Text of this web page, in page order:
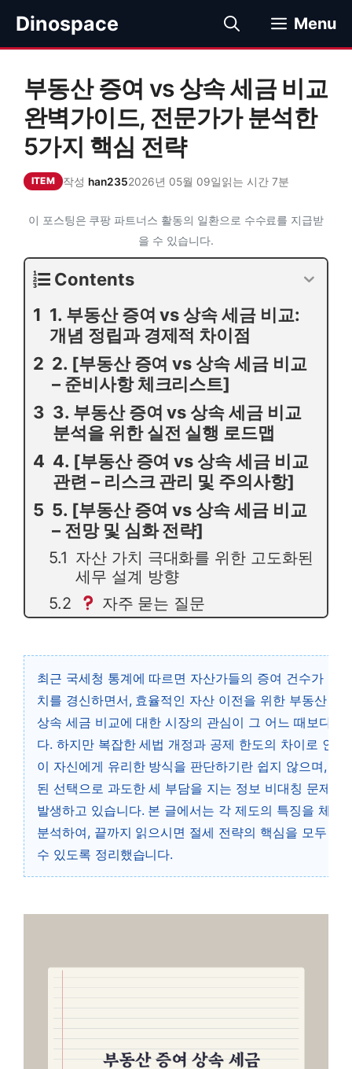
츠
Dinospace Menu
부동산 증여 vs 상속 세금 비교
완벽가이드, 전문가가 분석한
5가지 핵심 전략
ITEM 작성 han2352026년 05월 09일읽는 시간 7분
이 포스팅은 쿠팡 파트너스 활동의 일환으로 수수료를 지급받
을 수 있습니다.
Contents
1. 부동산 증여 vs 상속 세금 비교:
개념 정립과 경제적 차이점
2. [부동산 증여 vs 상속 세금 비교
– 준비사항 체크리스트]
3. 부동산 증여 vs 상속 세금 비교
분석을 위한 실전 실행 로드맵
4. [부동산 증여 vs 상속 세금 비교
관련 – 리스크 관리 및 주의사항]
5. [부동산 증여 vs 상속 세금 비교
– 전망 및 심화 전략]
자산 가치 극대화를 위한 고도화된
세무 설계 방향
자주 묻는 질문
최근 국세청 통계에 따르면 자산가들의 증여 건수가 역
치를 경신하면서, 효율적인 자산 이전을 위한 부동산 증
상속 세금 비교에 대한 시장의 관심이 그 어느 때보다 뜨
다. 하지만 복잡한 세법 개정과 공제 한도의 차이로 인해
이 자신에게 유리한 방식을 판단하기란 쉽지 않으며, 자
된 선택으로 과도한 세 부담을 지는 정보 비대칭 문제가
발생하고 있습니다. 본 글에서는 각 제도의 특징을 체계
분석하여, 끝까지 읽으시면 절세 전략의 핵심을 모두 파
수 있도록 정리했습니다.